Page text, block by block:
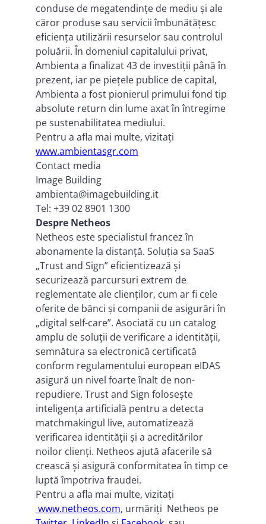
conduse de megatendințe de mediu și ale
căror produse sau servicii îmbunătățesc
eficiența utilizării resurselor sau controlul
poluării. În domeniul capitalului privat,
Ambienta a finalizat 43 de investiții până în
prezent, iar pe piețele publice de capital,
Ambienta a fost pionierul primului fond tip
absolute return din lume axat în întregime
pe sustenabilitatea mediului.
Pentru a afla mai multe, vizitați
www.ambientasgr.com
Contact media
Image Building
ambienta@imagebuilding.it
Tel: +39 02 8901 1300
Despre Netheos
Netheos este specialistul francez în
abonamente la distanță. Soluția sa SaaS
„Trust and Sign” eficientizează și
securizează parcursuri extrem de
reglementate ale clienților, cum ar fi cele
oferite de bănci și companii de asigurări în
„digital self-care”. Asociată cu un catalog
amplu de soluții de verificare a identității,
semnătura sa electronică certificată
conform regulamentului european eIDAS
asigură un nivel foarte înalt de non-
repudiere. Trust and Sign folosește
inteligența artificială pentru a detecta
matchmakingul live, automatizează
verificarea identității și a acreditărilor
noilor clienți. Netheos ajută afacerile să
crească și asigură conformitatea în timp ce
luptă împotriva fraudei.
Pentru a afla mai multe, vizitați
www.netheos.com, urmăriți Netheos pe